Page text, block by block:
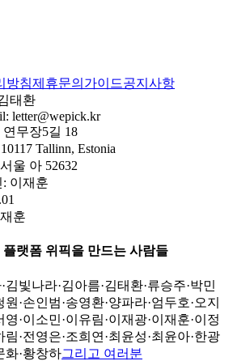
방침제휴문의 가이드공지사항
태환
letter@wepick.kr
무장5길 18
Tallinn, Estonia
서울 아 52632
: 이재훈
훈
랫폼 위픽을 만드는 사람들
·김빛나라·김아름·김태환·류승주·박민
원 ·손인범·송영환·양파라·엄두호·오지
영·이소민·이유림·이재광·이재훈·이정
림·전영은·조희연 ·최윤성·최윤아·한광
화·황창하그리고 여러분